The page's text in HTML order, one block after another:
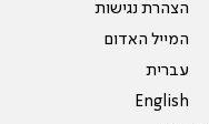
הצהרת נגישות
המייל האדום
עברית
English